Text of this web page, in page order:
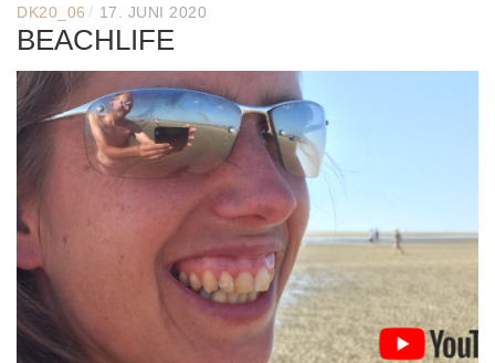
DK20_06 / 17. JUNI 2020
BEACHLIFE